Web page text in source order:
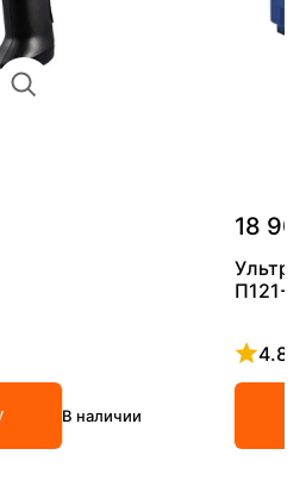
В наличии
18
П121-
4.8